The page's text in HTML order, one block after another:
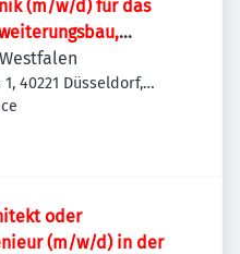
(m/w/d) für das
40221 Düsseldorf,
oder
(m/w/d) in der